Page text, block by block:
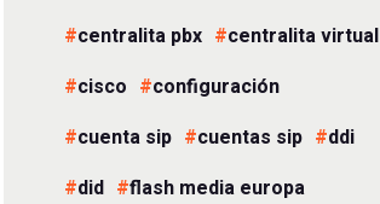
centralita pbx
centralita virtual
cisco
configuración
cuenta sip
cuentas sip
ddi
did
flash media europa